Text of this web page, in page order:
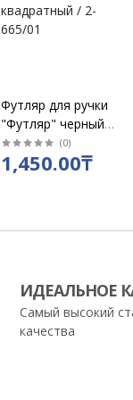
Футляр для ручки
"Футляр" черный
металлический
квадратный / 2-
(0)
1,450.00₸
ИДЕАЛЬНОЕ
Самый высокий
качества